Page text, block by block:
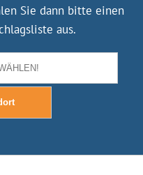
Sie dann bitte einen
aus.